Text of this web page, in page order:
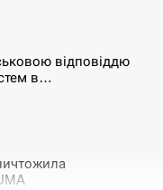
відповіддю
в…